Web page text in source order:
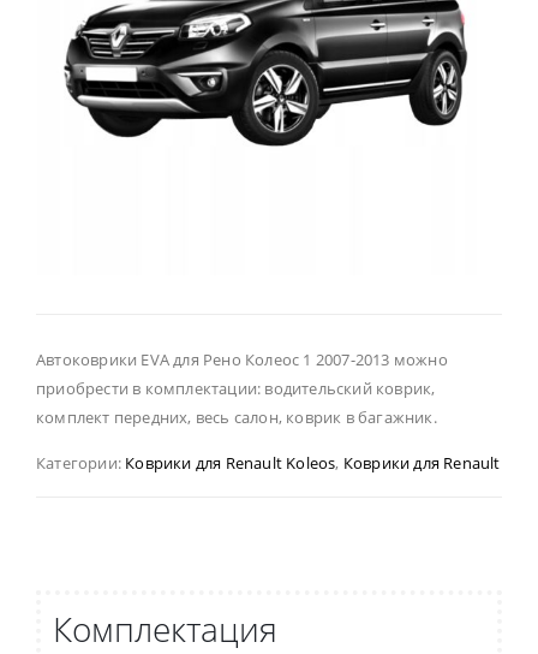
Автоковрики EVA для Рено Колеос 1 2007-2013 можно
приобрести в комплектации: водительский коврик,
комплект передних, весь салон, коврик в багажник.
Категории: Коврики для Renault Koleos, Коврики для Renault
Комплектация